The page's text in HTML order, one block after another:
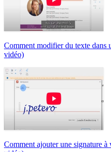
Comment modifier du texte
vidéo)
Comment ajouter une signature